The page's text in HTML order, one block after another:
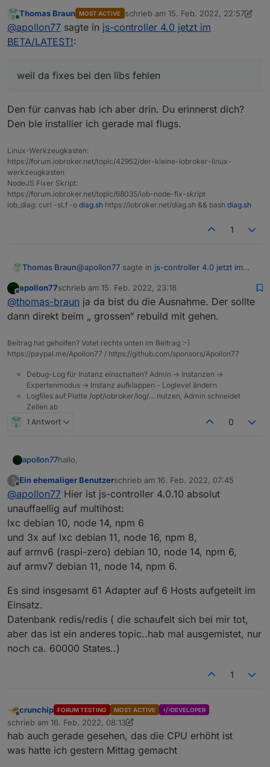
zickig und ja die werden nicht automatisch rebuild
gehen (weil da fixes bei den libs fehlen) aber ich
würde am Log sehen das unsere versuche alle
Online
Thomas Braun MOST ACTIVE schrieb am 15. Feb. 2022, 22:57
zuletzt editiert von Thomas Braun
@apollon77 sagte in js-controller 4.0 jetzt im
BETA/LATEST!:
weil da fixes bei den libs fehlen
Den für canvas hab ich aber drin. Du erinnerst dich?
Den ble installier ich gerade mal flugs.
Linux-Werkzeugkasten:
https://forum.iobroker.net/topic/42952/der-kleine-iobroker-linux-
werkzeugkasten
NodeJS Fixer Skript:
https://forum.iobroker.net/topic/68035/iob-node-fix-skript
iob_diag: curl -sLf -o diag.sh https://iobroker.net/diag.sh && bash diag.sh
1
Thomas Braun@apollon77 sagte in js-controller 4.0 jetzt im
weil da fixes bei den libs fehlen
dich?
Den ble installier ich gerade mal flugs.
Offline
apollon77schrieb am 15. Feb. 2022, 23:18
zuletzt editiert von
@thomas-braun ja da bist du die Ausnahme. Der sollte
dann direkt beim „ grossen“ rebuild mit gehen.
Beitrag hat geholfen? Votet rechts unten im Beitrag :-)
https://paypal.me/Apollon77 / https://github.com/sponsors/Apollon77
Debug-Log für Instanz einschalten? Admin -> Instanzen ->
Expertenmodus -> Instanz aufklappen - Loglevel ändern
Logfiles auf Platte /opt/iobroker/log/… nutzen, Admin schneidet
Zeilen ab
1 Antwort 0
apollon77hallo,
mit dem Feedback der letzten tage habe ich heute
den js-controller 4.0.10, aka Stable-RC2 für Euch.
Enthalten ist:
4.0.10 (2022-02-15)
(foxriver76) Fix module specific rebuild
command
(foxriver76) allow null for object.states also for
extend calls for now
(foxriver76) enable sets on migration to redis if
(Apollon77) Make sure adapters that are
(Apollon77) Optimize some special cases on
adapter start
@crunchipDein backitup upgrade Problem sollte
damit gelöst sein und die Module-spezifischen
Rebuilds bei Node-JS updates sollten auch besser
tun (na, mag nochmal jemand Node.js upgraden
?
Offline
Ein ehemaliger Benutzerschrieb am 16. Feb. 2022, 07:45
zuletzt editiert von
@apollon77 Hier ist js-controller 4.0.10 absolut
unauffaellig auf multihost:
lxc debian 10, node 14, npm 6
und 3x auf lxc debian 11, node 16, npm 8,
auf armv6 (raspi-zero) debian 10, node 14, npm 6,
auf armv7 debian 11, node 14, npm 6.
Es sind insgesamt 61 Adapter auf 6 Hosts aufgeteilt im
Einsatz.
Datenbank redis/redis ( die schaufelt sich bei mir tot,
aber das ist ein anderes topic..hab mal ausgemistet, nur
noch ca. 60000 States..)
1
Offline
crunchip FORUM TESTING MOST ACTIVE DEVELOPER
schrieb am 16. Feb. 2022, 08:13
zuletzt editiert von crunchip
hab auch gerade gesehen, das die CPU erhöht ist
was hatte ich gestern Mittag gemacht